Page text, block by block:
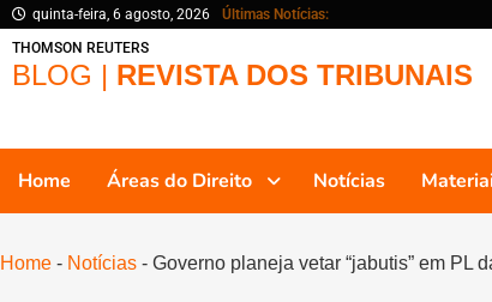
quinta-feira, 6 agosto, 2026
Últimas Notícias:
THOMSON REUTERS
BLOG | REVISTA DOS TRIBUNAIS
Home Áreas do Direito Notícias
Home - Notícias - Governo planeja vetar “jabutis” em PL